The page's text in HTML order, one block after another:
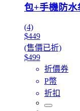
包+手機防水
(4)
$449
(售價已折)
$499
折價券
P幣
折扣